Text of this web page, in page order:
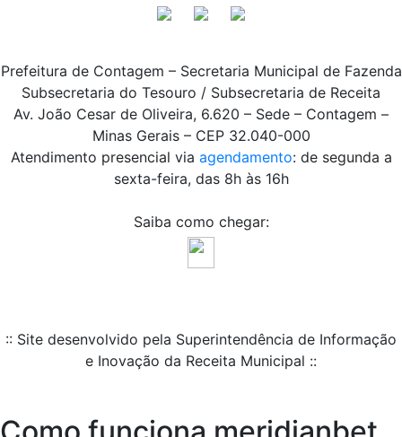
Prefeitura de Contagem – Secretaria Municipal de Fazenda
Subsecretaria do Tesouro / Subsecretaria de Receita
Av. João Cesar de Oliveira, 6.620 – Sede – Contagem –
Minas Gerais – CEP 32.040-000
Atendimento presencial via agendamento: de segunda a
sexta-feira, das 8h às 16h
Saiba como chegar:
:: Site desenvolvido pela Superintendência de Informação
e Inovação da Receita Municipal ::